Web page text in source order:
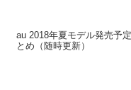
au 2018年夏モデル発売予
とめ（随時更新）